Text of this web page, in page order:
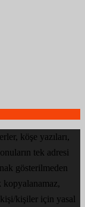
köşe yazıları,
tek adresi
gösterilmeden
kopyalanamaz,
kişi/kişiler için yasal